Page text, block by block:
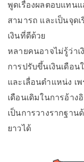
พูดเรื่องผลตอบแทน
สามารถ และเป็นจุด
เงินที่ดีด้วย
หลายคนอาจไม่รู้ว่า
การปรับขึ้นเงินเดือ
และเลื่อนตำแหน่ง เ
เดือนเดิมในการอ้าง
เป็นการวางรากฐา
ยาวได้